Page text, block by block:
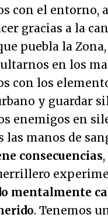
con el entorno,
gracias a la
puebla la
en los
con los
y guardar
enemigos en
las manos de
consecuencias
mentalmente
. Tenemos